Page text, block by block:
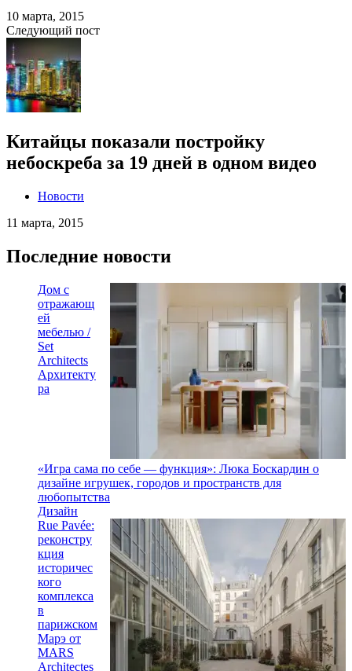
10 марта, 2015
Следующий пост
Китайцы показали постройку
небоскреба за 19 дней в одном видео
Новости
11 марта, 2015
Последние новости
Дом с
отражающ
ей
мебелью /
Set
Architects
Архитекту
ра
«Игра сама по себе — функция»: Люка Боскардин о
дизайне игрушек, городов и пространств для
любопытства
Дизайн
Rue Pavée:
реконстру
кция
историчес
кого
комплекса
в
парижском
Марэ от
MARS
Architectes